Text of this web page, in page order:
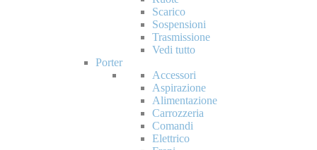
Scarico
Sospensioni
Trasmissione
Vedi tutto
Porter
Accessori
Aspirazione
Alimentazione
Carrozzeria
Comandi
Elettrico